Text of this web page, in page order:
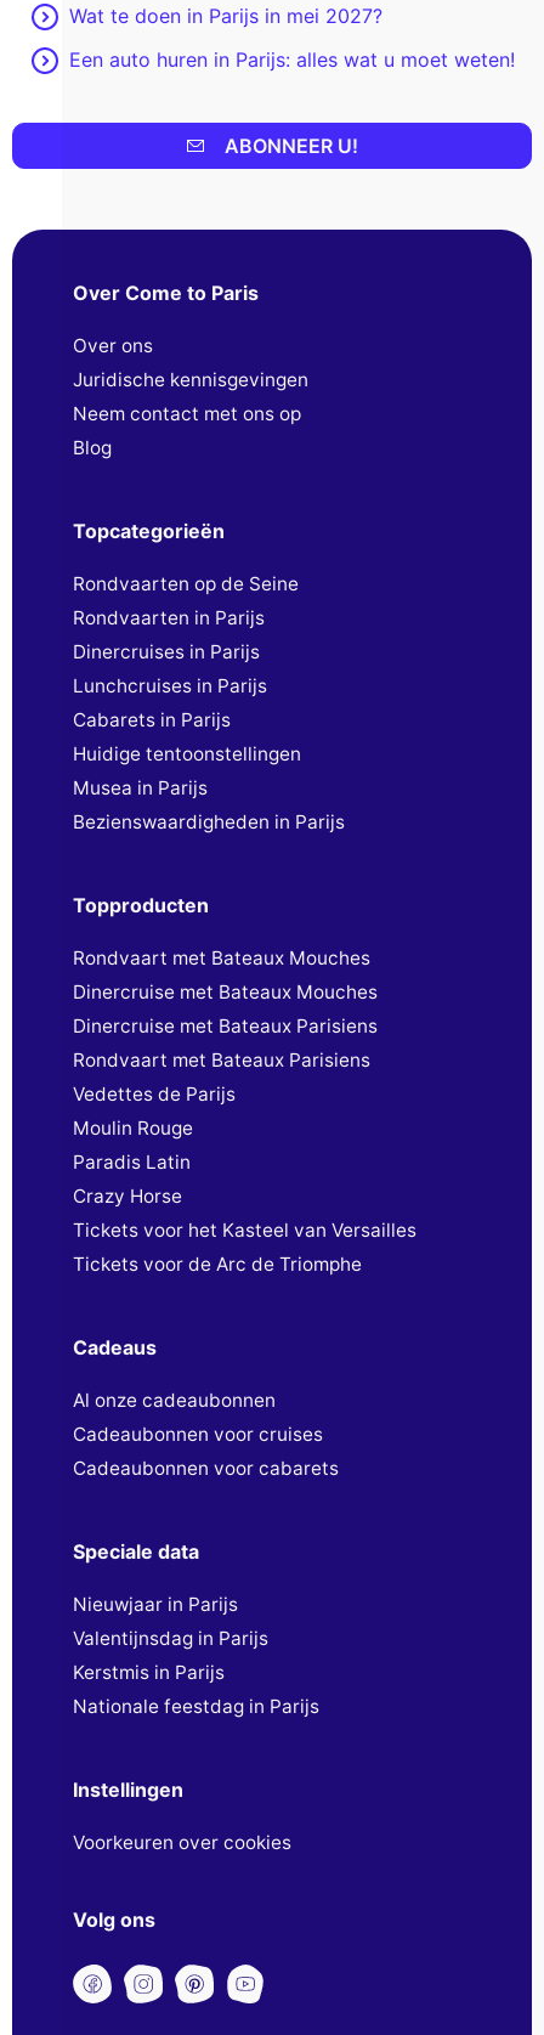
Wat te doen in Parijs in mei 2027?
Een auto huren in Parijs: alles wat u moet weten!
ABONNEER U!
Over Come to Paris
Over ons
Juridische kennisgevingen
Neem contact met ons op
Blog
Topcategorieën
Rondvaarten op de Seine
Rondvaarten in Parijs
Dinercruises in Parijs
Lunchcruises in Parijs
Cabarets in Parijs
Huidige tentoonstellingen
Musea in Parijs
Bezienswaardigheden in Parijs
Topproducten
Rondvaart met Bateaux Mouches
Dinercruise met Bateaux Mouches
Dinercruise met Bateaux Parisiens
Rondvaart met Bateaux Parisiens
Vedettes de Parijs
Moulin Rouge
Paradis Latin
Crazy Horse
Tickets voor het Kasteel van Versailles
Tickets voor de Arc de Triomphe
Cadeaus
Al onze cadeaubonnen
Cadeaubonnen voor cruises
Cadeaubonnen voor cabarets
Speciale data
Nieuwjaar in Parijs
Valentijnsdag in Parijs
Kerstmis in Parijs
Nationale feestdag in Parijs
Instellingen
Voorkeuren over cookies
Volg ons